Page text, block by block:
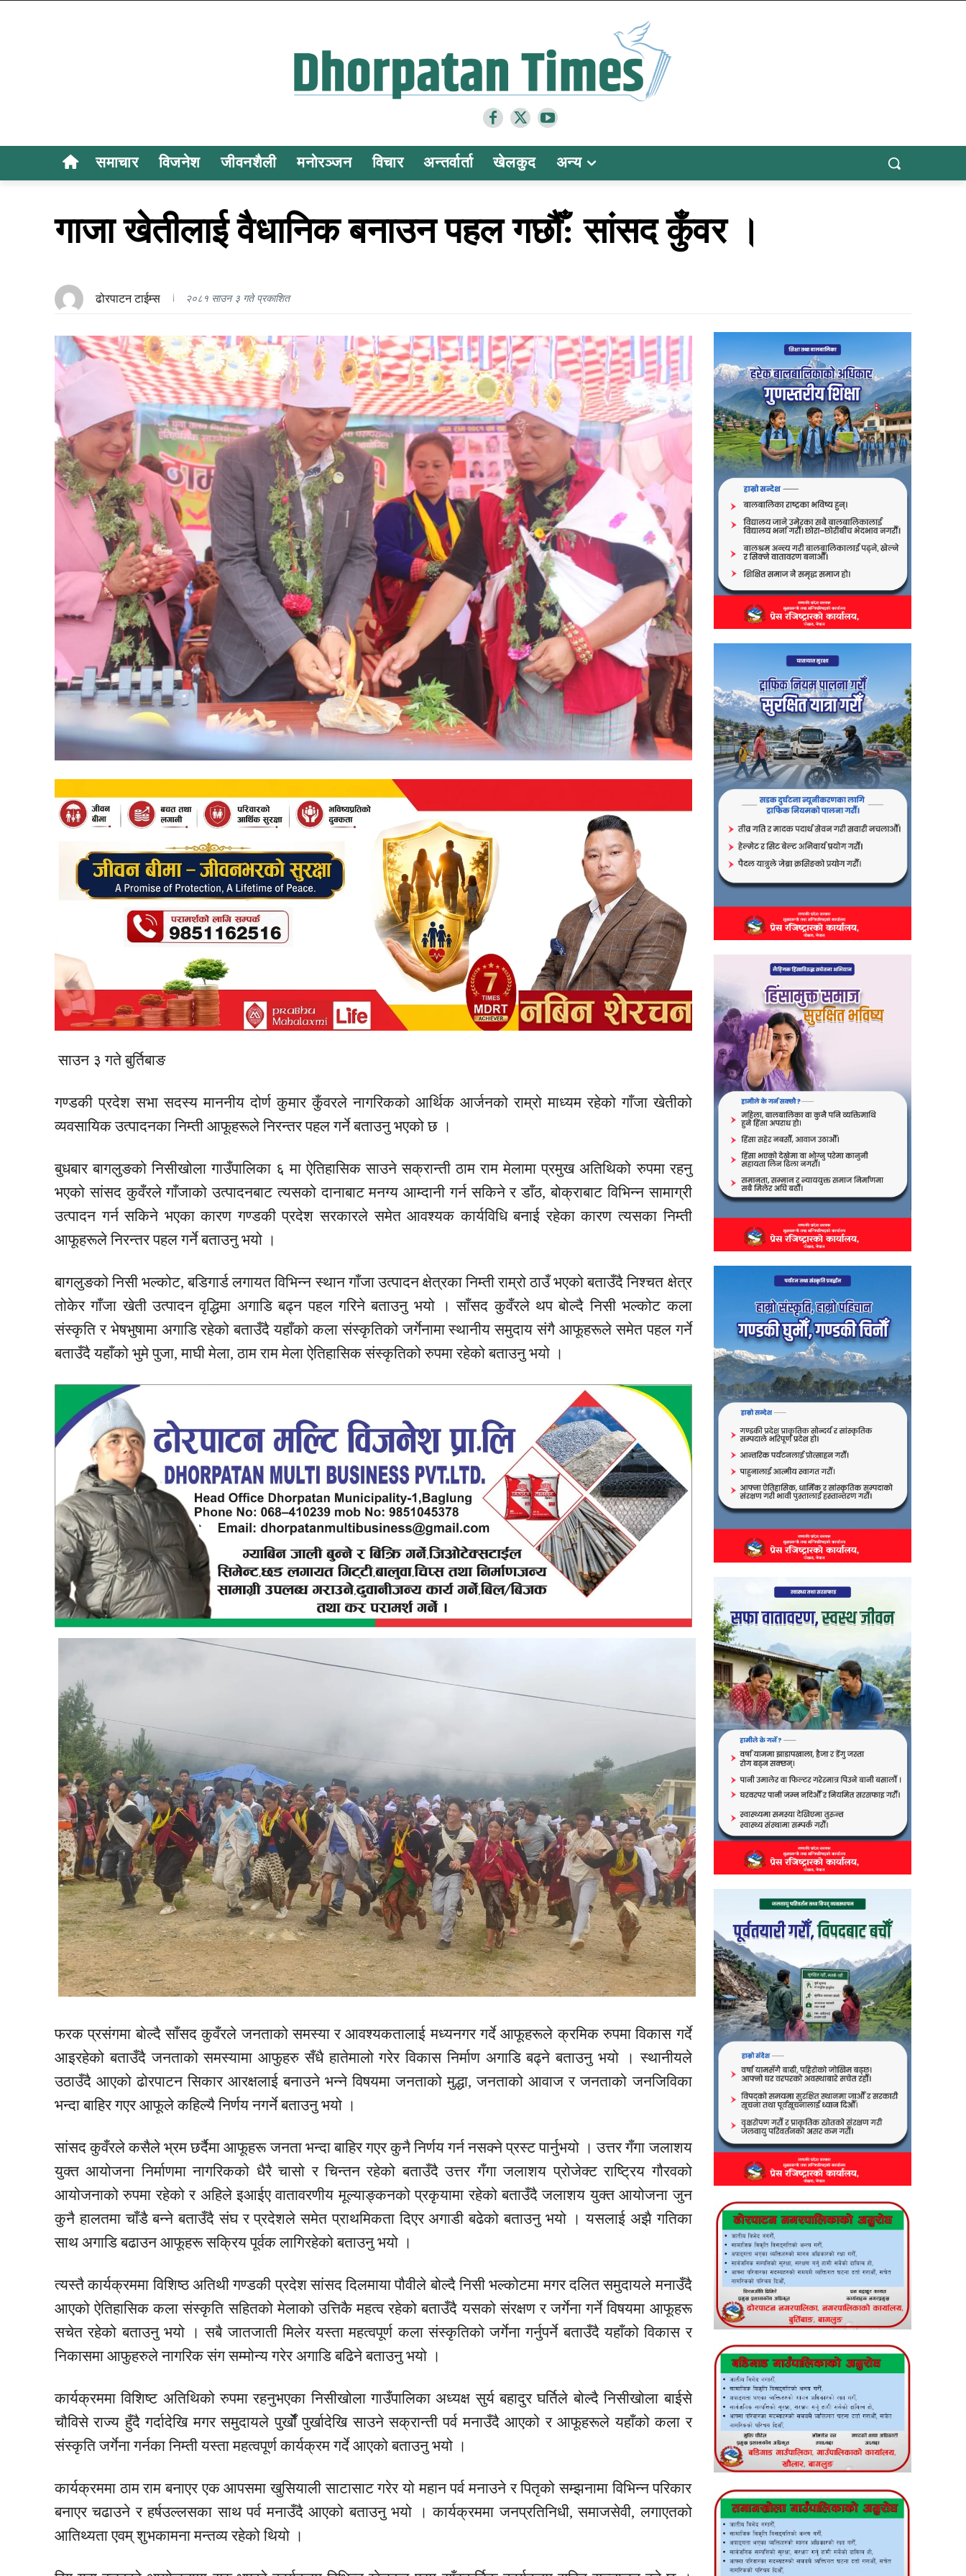
समाचार विजनेश जीवनशैली मनोरञ्जन विचार अन्तर्वार्ता खेलकुद अन्य
गाजा खेतीलाई वैधानिक बनाउन पहल गछौँ: सांसद कुँवर ।
ढोरपाटन टाईम्स २०८१ साउन ३ गते प्रकाशित
साउन ३ गते बुर्तिबाङ
गण्डकी प्रदेश सभा सदस्यमाननीयदोर्ण कुमारकुँवरलेनागरिकको आर्थिक आर्जनकोराम्रो माध्यम रहेको गाँजाखेतीको
व्यवसायिक उत्पादनकानिम्ती आफूहरूलेनिरन्तर पहल गर्ने बताउनु भएको छ ।
बुधबार बागलुङकोनिसीखोला गाउँपालिका ६ माऐतिहासिक साउनेसक्रान्ती ठाम राम मेलामा प्रमुखअतिथिको रुपमा रहनु
भएकोसांसदकुवँरले गाँजाको उत्पादनबाट त्यसको दानाबाट मनग्य आम्दानी गर्न सकिने र डाँठ, बोक्राबाट विभिन्न सामाग्री
उत्पादन गर्न सकिने भएका कारण गण्डकी प्रदेश सरकारले समेतआवश्यक कार्यविधिबनाई रहेका कारण त्यसकानिम्ती
आफूहरूलेनिरन्तर पहल गर्ने बताउनु भयो ।
बागलुङको निसी भल्कोट,बडिगार्ड लगायतविभिन्न स्थान गाँजा उत्पादन क्षेत्रकानिम्तीराम्रो ठाउँ भएको बताउँदैनिश्‍चत क्षेत्र
तोकेर गाँजाखेतीउत्पादनवृद्धिमा अगाडिबढ्न पहल गरिने बताउनु भयो ।साँसद कुवँरले थप बोल्दै निसी भल्कोट कला
संस्कृति र भेषभुषामा अगाडिरहेको बताउँदै यहाँको कलासंस्कृतिको जर्गेनामास्थानीय समुदायसंगै आफूहरूलेसमेत पहल गर्ने
बताउँदै यहाँको भुमे पुजा, माघी मेला, ठाम राम मेलाऐतिहासिक संस्कृतिकोरुपमा रहेको बताउनु भयो ।
फरकप्रसंगमा बोल्दैसाँसदकुवँरले जनताको समस्या रआवश्यकतालाई मध्यनगर गर्देआफूहरूले क्रमिक रुपमा विकास गर्दे
आइरहेको बताउँदै जनताको समस्यामाआफुहरुसँधै हातेमालो गरेर विकास निर्माण अगाडिबढ्ने बताउनु भयो । स्थानीयले
उठाउँदै आएको ढोरपाटन सिकार आरक्षलाई बनाउने भन्ने विषयमा जनताकोमुद्धा, जनताको आवाज र जनताकोजनजिविका
भन्दा बाहिर गएरआफूलेकहिल्यै निर्णय नगर्ने बताउनु भयो ।
सांसदकुवँरले कसैले भ्रमछर्दैमा आफूहरूजनता भन्दा बाहिर गएर कुनै निर्णय गर्न नसक्ने प्रस्ट पार्नुभयो । उत्तरगँगा जलाशय
युक्त आयोजना निर्माणमा नागरिकको धैरैचासो र चिन्तन रहेको बताउँदै उत्तरगँगाजलाशयप्रोजेक्टराष्ट्रियगौरवको
आयोजनाको रुपमा रहेको र अहिलेइआईएवातावरणीयमूल्याङ्कनकोप्रकृयामा रहेको बताउँदै जलाशययुक्तआयोजना जुन
कुनै हालतमा चाँडै बन्ने बताउँदैसंघर प्रदेशले समेत प्राथमिकता दिएरअगाडी बढेको बताउनु भयो । यसलाई अझै गतिका
साथ अगाडिबढाउनआफूहरूसक्रिय पूर्वक लागिरहेको बताउनु भयो ।
त्यस्तै कार्यक्रममाविशिष्ठ अतिथीगण्डकी प्रदेशसांसददिलमायापौवीले बोल्दै निसीभल्कोटमा मगर दलित समुदायले मनाउँदै
आएकोऐतिहासिक कलासंस्कृति सहितको मेलाको उत्तिकै महत्व रहेको बताउँदै यसको संरक्षण र जर्गेना गर्ने विषयमा आफूहरू
सचेत रहेको बताउनु भयो । सबै जातजाती मिलेर यस्ता महत्वपूर्ण कलासंस्कृतिकोजर्गेना गर्नुपर्ने बताउँदै यहाँको विकास र
निकासमा आफुहरुलेनागरिक संग सम्मोन्य गरेरअगाडिबढिने बताउनु भयो ।
कार्यक्रममाविशिष्ट अतिथिकोरुपमा रहनुभएकानिसीखोलागाउँपालिका अध्यक्ष सुर्य बहादुर घर्तिले बोल्दैनिसीखोला बाईसे
चौविसे राज्य हुँदै गर्दादेखि मगर समुदायले पुर्खाेँ पुर्खादेखि साउनेसक्रान्तीपर्व मनाउँदै आएको रआफूहरूले यहाँको कला र
संस्कृतिजर्गेना गर्नकानिम्तीयस्ता महत्वपूर्ण कार्यक्रम गर्दे आएको बताउनु भयो ।
कार्यक्रममा ठाम राम बनाएर एक आपसमा खुसियाली साटासाट गरेर यो महान पर्व मनाउने र पितृको सम्झनामा विभिन्न परिकार
बनाएर चढाउने र हर्षउल्लसका साथ पर्व मनाउँदै आएको बताउनु भयो । कार्यक्रममा जनप्रतिनिधी, समाजसेवी, लगाएतको
आतिथ्यता एवम् शुभकामना मन्तव्य रहेको थियो ।